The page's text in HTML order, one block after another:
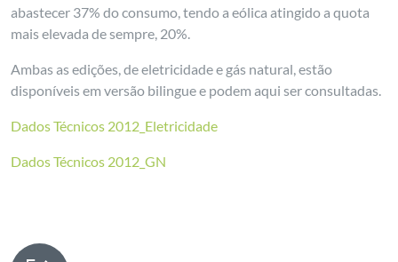
abastecer 37% do consumo, tendo a eólica atingido a quota
mais elevada de sempre, 20%.
Ambas as edições, de eletricidade e gás natural, estão
disponíveis em versão bilingue e podem aqui ser consultadas.
Dados Técnicos 2012_Eletricidade
Dados Técnicos 2012_GN